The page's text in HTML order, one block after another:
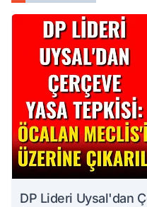
DP Lideri Uysal'dan